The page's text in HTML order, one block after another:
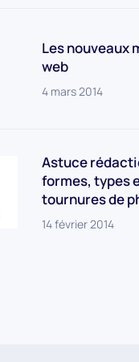
Les nouveaux
web
4 mars 2014
Astuce
formes, types
tournures de
14 février 2014